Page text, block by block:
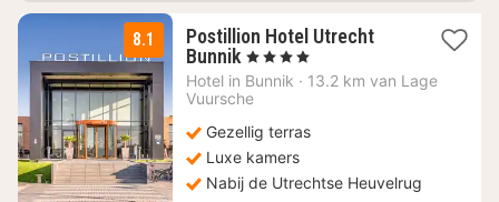
8.1
Postillion Hotel Utrecht
Bunnik 1
nacht
vanaf
€
, 4 Sterren
Hotel in Bunnik · 13.2 km van Lage
Vuursche
Gezellig terras
Luxe kamers
Nabij de Utrechtse Heuvelrug